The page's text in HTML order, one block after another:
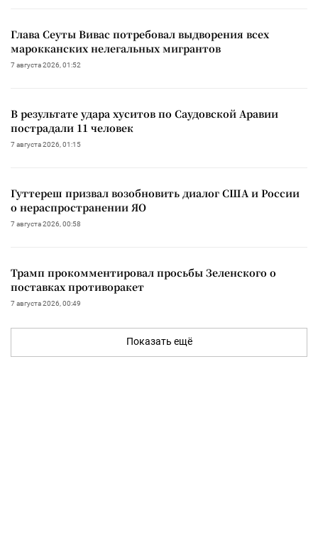
Глава Сеуты Вивас потребовал выдворения всех
марокканских нелегальных мигрантов
7 августа 2026, 01:52
В результате удара хуситов по Саудовской Аравии
пострадали 11 человек
7 августа 2026, 01:15
Гуттереш призвал возобновить диалог США и России
о нераспространении ЯО
7 августа 2026, 00:58
Трамп прокомментировал просьбы Зеленского о
поставках противоракет
7 августа 2026, 00:49
Показать ещё